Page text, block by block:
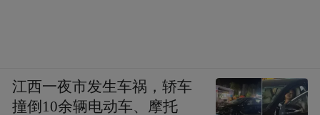
江西一夜市发生车祸，轿车
撞倒10余辆电动车、摩托